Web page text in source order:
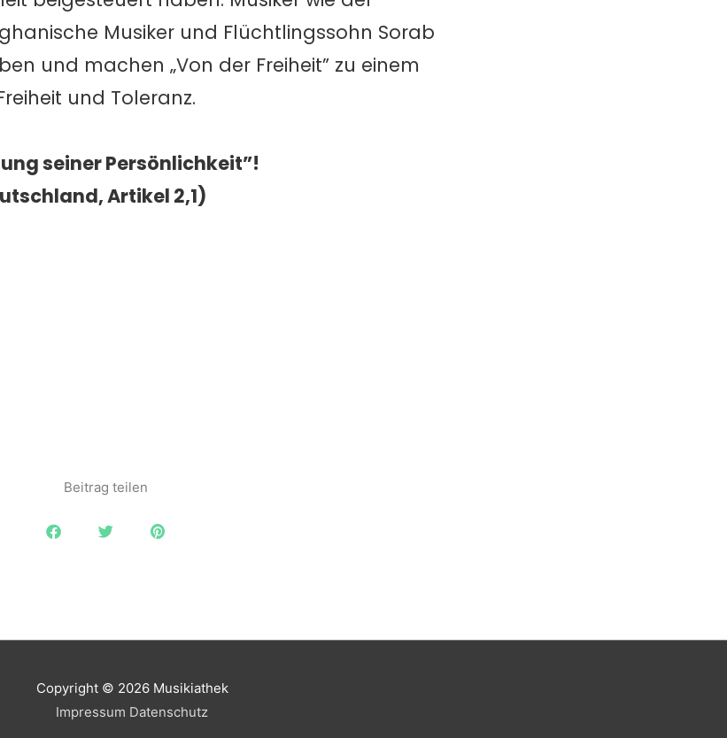
Musiker und Flüchtlingssohn Sorab
und machen „Von der Freiheit” zu einem
und Toleranz.
seiner Persönlichkeit”!
Artikel 2,1)
Beitrag teilen
Copyright © 2026 Musikiathek
Impressum Datenschutz